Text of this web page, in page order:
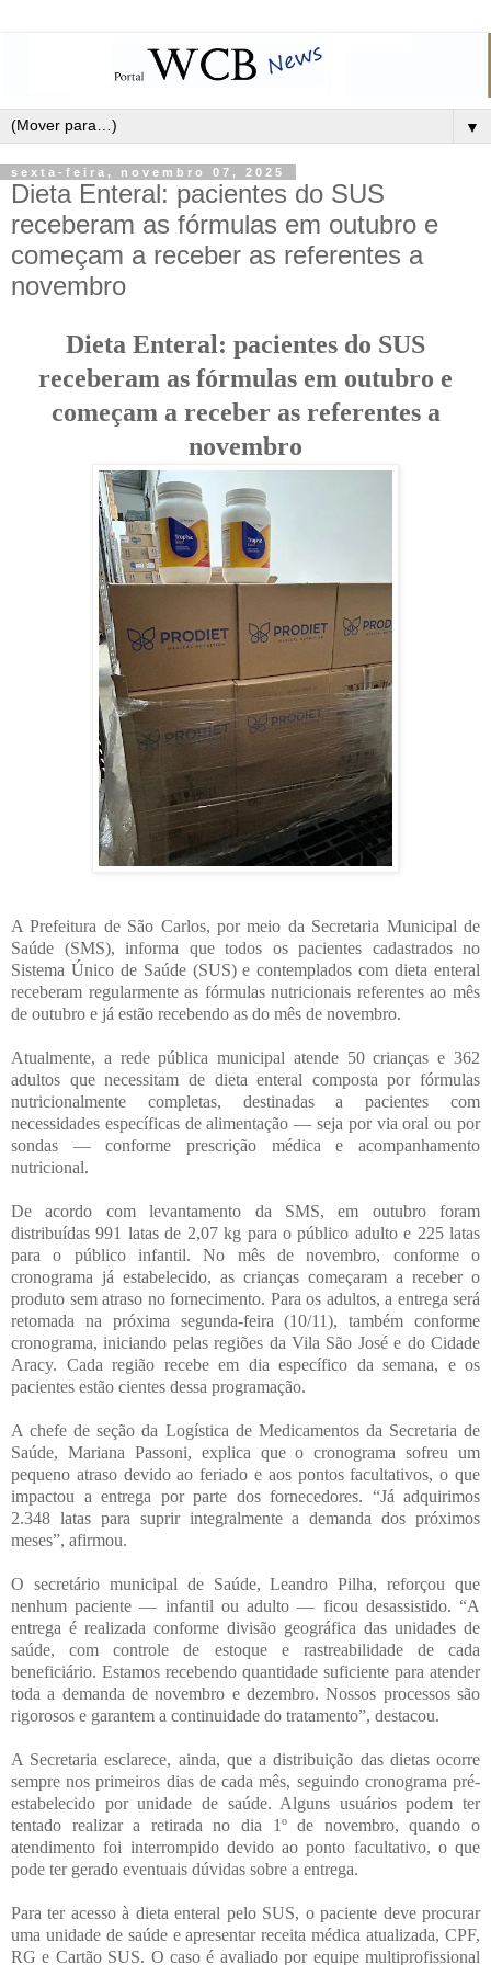
▼
sexta-feira, novembro 07, 2025
Dieta Enteral: pacientes do SUS
receberam as fórmulas em outubro e
começam a receber as referentes a
novembro
Dieta Enteral: pacientes do SUS
receberam as fórmulas em outubro e
começam a receber as referentes a
novembro
A Prefeitura de São Carlos, por meio da Secretaria Municipal de
Saúde (SMS), informa que todos os pacientes cadastrados no
Sistema Único de Saúde (SUS) e contemplados com dieta enteral
receberam regularmente as fórmulas nutricionais referentes ao mês
de outubro e já estão recebendo as do mês de novembro.
Atualmente, a rede pública municipal atende 50 crianças e 362
adultos que necessitam de dieta enteral composta por fórmulas
nutricionalmente completas, destinadas a pacientes com
necessidades específicas de alimentação — seja por via oral ou por
sondas — conforme prescrição médica e acompanhamento
nutricional.
De acordo com levantamento da SMS, em outubro foram
distribuídas 991 latas de 2,07 kg para o público adulto e 225 latas
para o público infantil. No mês de novembro, conforme o
cronograma já estabelecido, as crianças começaram a receber o
produto sem atraso no fornecimento. Para os adultos, a entrega será
retomada na próxima segunda-feira (10/11), também conforme
cronograma, iniciando pelas regiões da Vila São José e do Cidade
Aracy. Cada região recebe em dia específico da semana, e os
pacientes estão cientes dessa programação.
A chefe de seção da Logística de Medicamentos da Secretaria de
Saúde, Mariana Passoni, explica que o cronograma sofreu um
pequeno atraso devido ao feriado e aos pontos facultativos, o que
impactou a entrega por parte dos fornecedores. “Já adquirimos
2.348 latas para suprir integralmente a demanda dos próximos
meses”, afirmou.
O secretário municipal de Saúde, Leandro Pilha, reforçou que
nenhum paciente — infantil ou adulto — ficou desassistido. “A
entrega é realizada conforme divisão geográfica das unidades de
saúde, com controle de estoque e rastreabilidade de cada
beneficiário. Estamos recebendo quantidade suficiente para atender
toda a demanda de novembro e dezembro. Nossos processos são
rigorosos e garantem a continuidade do tratamento”, destacou.
A Secretaria esclarece, ainda, que a distribuição das dietas ocorre
sempre nos primeiros dias de cada mês, seguindo cronograma pré-
estabelecido por unidade de saúde. Alguns usuários podem ter
tentado realizar a retirada no dia 1º de novembro, quando o
atendimento foi interrompido devido ao ponto facultativo, o que
pode ter gerado eventuais dúvidas sobre a entrega.
Para ter acesso à dieta enteral pelo SUS, o paciente deve procurar
uma unidade de saúde e apresentar receita médica atualizada, CPF,
RG e Cartão SUS. O caso é avaliado por equipe multiprofissional